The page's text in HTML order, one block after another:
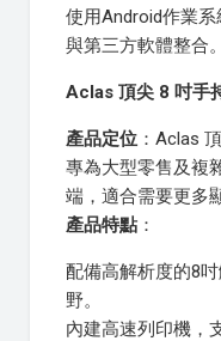
使用Android作業
與第三方軟體整合。
Aclas 頂尖 8 吋手
產品定位 ：Aclas
專為大型零售及複
端，適合需要更多
產品特點 ：
配備高解析度的8
野。
內建高速列印機，